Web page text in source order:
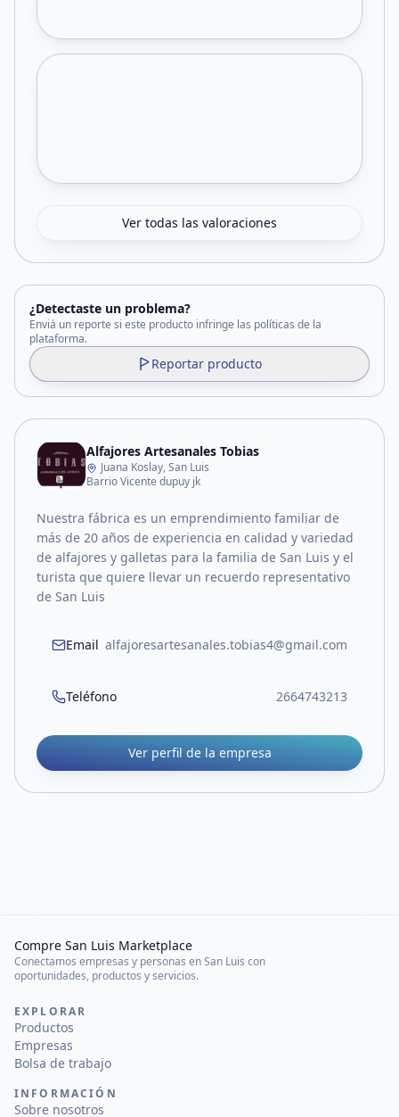
Ver todas las valoraciones
¿Detectaste un problema?
Enviá un reporte si este producto infringe las políticas de la
plataforma.
Reportar producto
Alfajores Artesanales Tobias
Juana Koslay, San Luis
Barrio Vicente dupuy jk
Nuestra fábrica es un emprendimiento familiar de
más de 20 años de experiencia en calidad y variedad
de alfajores y galletas para la familia de San Luis y el
turista que quiere llevar un recuerdo representativo
de San Luis
Email alfajoresartesanales.tobias4@gmail.com
Teléfono 2664743213
Ver perfil de la empresa
Compre San Luis Marketplace
Conectamos empresas y personas en San Luis con
oportunidades, productos y servicios.
EXPLORAR
Productos
Empresas
Bolsa de trabajo
INFORMACIÓN
Sobre nosotros